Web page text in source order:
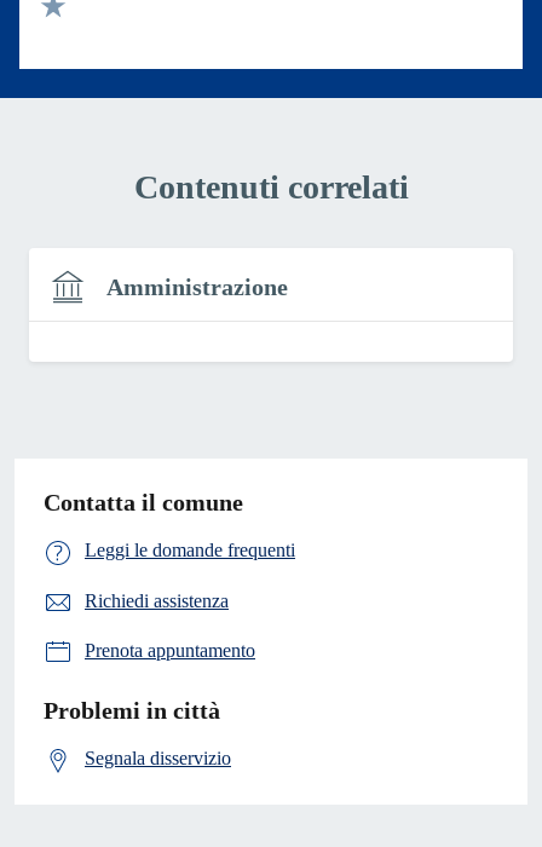
Contenuti correlati
Amministrazione
Contatta il comune
Leggi le domande frequenti
Richiedi assistenza
Prenota appuntamento
Problemi in città
Segnala disservizio